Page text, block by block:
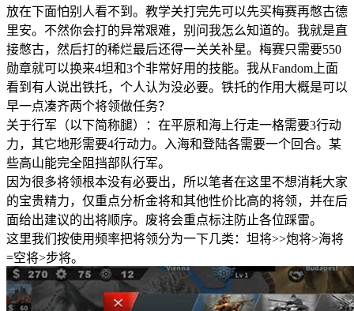
放在下面怕别人看不到。教学关打完先可以先买梅赛再憋古德
里安。不然你会打的异常艰难，别问我怎么知道的。我就是直
接憋古，然后打的稀烂最后还得一关关补星。梅赛只需要550
勋章就可以换来4坦和3个非常好用的技能。我从Fandom上面
看到有人说出铁托，个人认为没必要。铁托的作用大概是可以
早一点凑齐两个将领做任务？
关于行军（以下简称腿）：在平原和海上行走一格需要3行动
力，其它地形需要4行动力。入海和登陆各需要一个回合。某
些高山能完全阻挡部队行军。
因为很多将领根本没有必要出，所以笔者在这里不想消耗大家
的宝贵精力，仅重点分析金将和其他性价比高的将领，并在后
面给出建议的出将顺序。废将会重点标注防止各位踩雷。
这里我们按使用频率把将领分为一下几类：坦将>>炮将>海将
=空将>步将。